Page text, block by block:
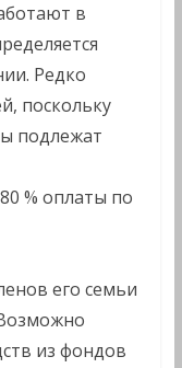
в
Редко
поскольку
подлежат
% оплаты по
его семьи
из фондов